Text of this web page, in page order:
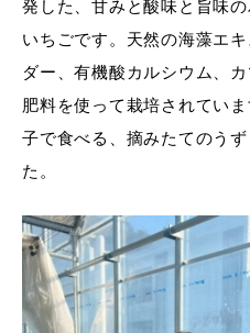
発した、甘みと酸味と旨味
いちごです。天然の海藻エ
ダー、有機酸カルシウム、
肥料を使って栽培されてい
子で食べる、摘みたてのう
た。